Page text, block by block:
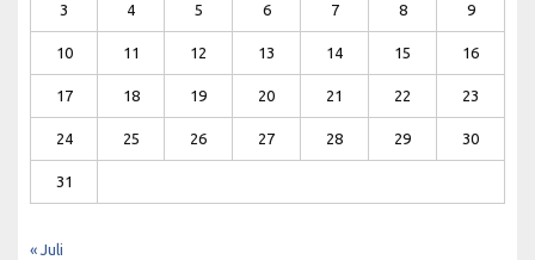
3 4 5 6 7 8 9
10 11 12 13 14 15 16
17 18 19 20 21 22 23
24 25 26 27 28 29 30
31
« Juli